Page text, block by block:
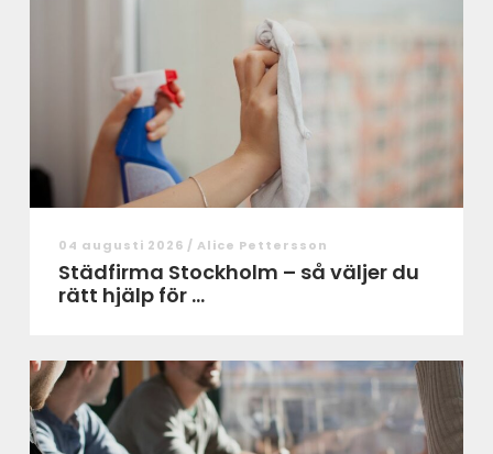
04 augusti 2026 / Alice Pettersson
Städfirma Stockholm – så väljer du
rätt hjälp för ...